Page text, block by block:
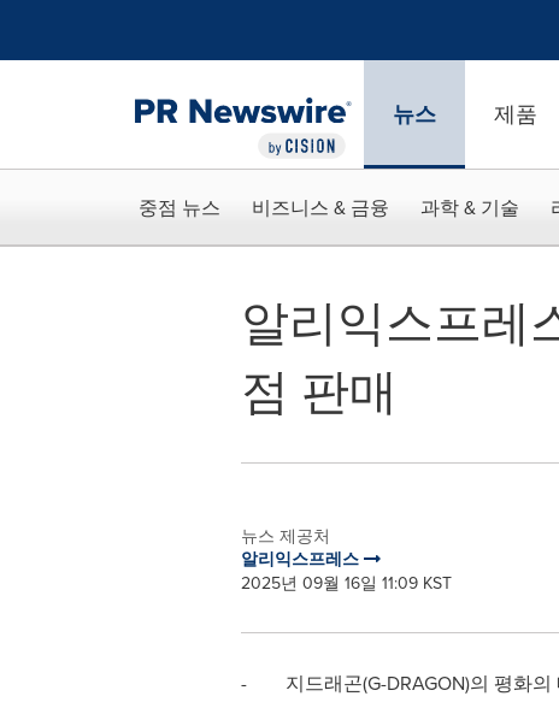
뉴스 제품
중점 뉴스 비즈니스 & 금융 과학 & 기술
알리익스프레
점 판매
뉴스 제공처
알리익스프레스
2025년 09월 16일 11:09 KST
- 지드래곤(G-DRAGON)의 평화의